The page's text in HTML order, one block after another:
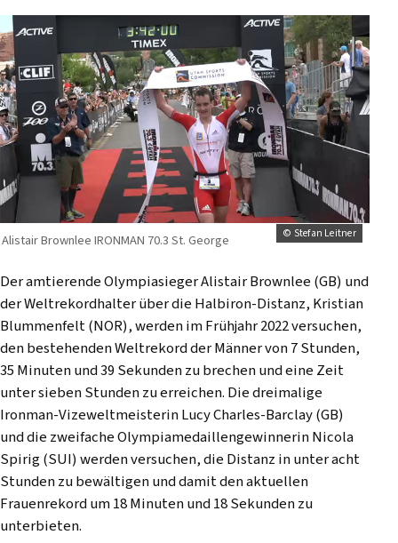
© Stefan Leitner
Alistair Brownlee IRONMAN 70.3 St. George
Der amtierende Olympiasieger Alistair Brownlee (GB) und
der Weltrekordhalter über die Halbiron-Distanz, Kristian
Blummenfelt (NOR), werden im Frühjahr 2022 versuchen,
den bestehenden Weltrekord der Männer von 7 Stunden,
35 Minuten und 39 Sekunden zu brechen und eine Zeit
unter sieben Stunden zu erreichen. Die dreimalige
Ironman-Vizeweltmeisterin Lucy Charles-Barclay (GB)
und die zweifache Olympiamedaillengewinnerin Nicola
Spirig (SUI) werden versuchen, die Distanz in unter acht
Stunden zu bewältigen und damit den aktuellen
Frauenrekord um 18 Minuten und 18 Sekunden zu
unterbieten.